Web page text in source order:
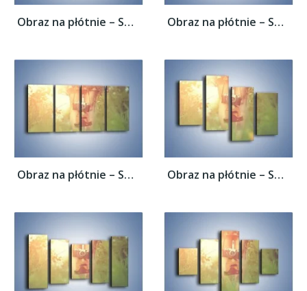
Obraz na płótnie – Spacer z aparatem –... Obraz na płótnie – Spacer z aparatem –...
Obraz na płótnie – Spacer z aparatem –... Obraz na płótnie – Spacer z aparatem –...